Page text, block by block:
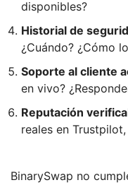
disponibles?
Historial de
¿Cuándo? ¿Cómo
Soporte al cliente
en vivo?
Reputación
reales en
BinarySwap no